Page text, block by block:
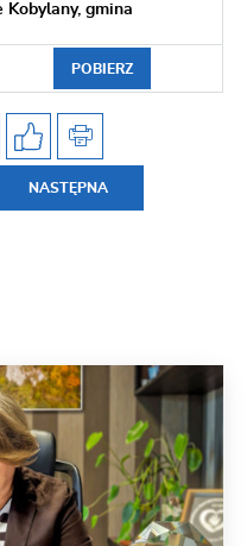
Kobylany, gmina
POBIERZ
NASTĘPNA